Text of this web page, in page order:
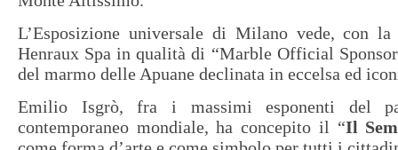
L’Esposizione universale di Milano vede, con
Henraux Spa in qualità di “Marble Official
del marmo delle Apuane declinata in eccelsa ed
Emilio Isgrò, fra i massimi esponenti del
contemporaneo mondiale, ha concepito il “Il